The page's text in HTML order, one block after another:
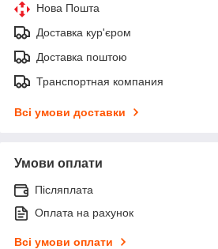
Нова Пошта
Доставка кур'єром
Доставка поштою
Транспортная компания
Всі умови доставки
Умови оплати
Післяплата
Оплата на рахунок
Всі умови оплати